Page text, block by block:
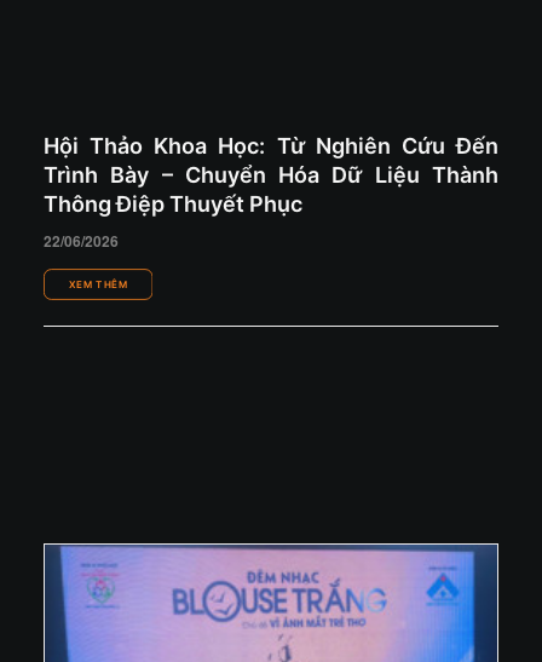
Hội Thảo Khoa Học: Từ Nghiên Cứu Đến
Trình Bày – Chuyển Hóa Dữ Liệu Thành
Thông Điệp Thuyết Phục
22/06/2026